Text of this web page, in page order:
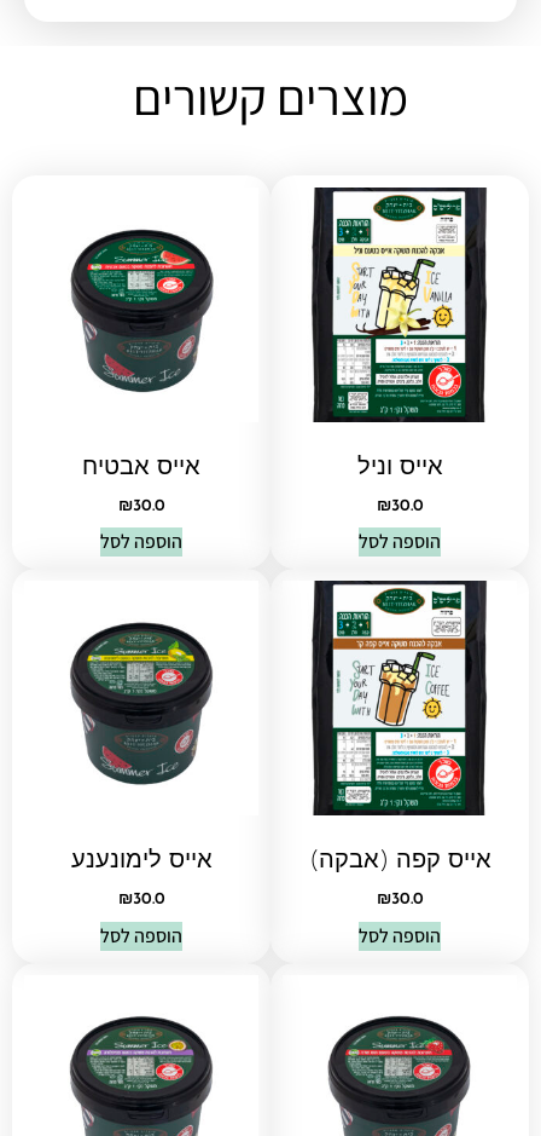
מוצרים קשורים
אייס וניל
₪30.0
הוספה לסל
אייס אבטיח
₪30.0
הוספה לסל
אייס קפה (אבקה)
₪30.0
הוספה לסל
אייס לימונענע
₪30.0
הוספה לסל